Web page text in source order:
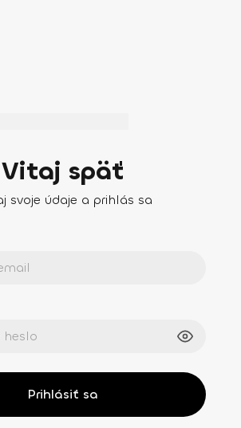
Vitaj späť
svoje údaje a prihlás sa
Prihlásiť sa